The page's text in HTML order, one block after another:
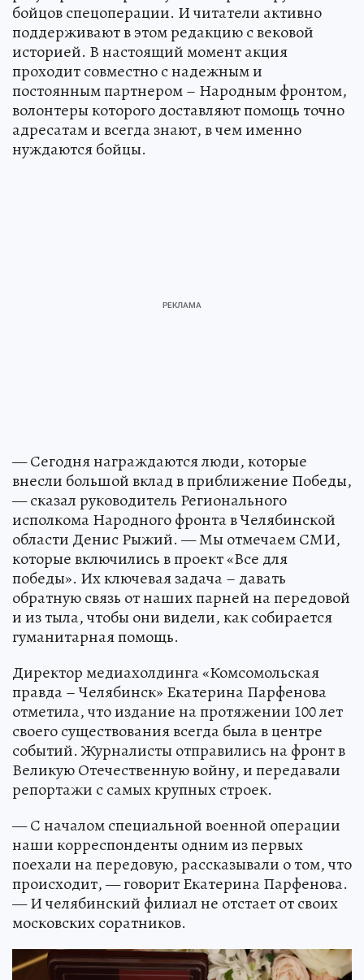
бойцов спецоперации. И читатели активно
поддерживают в этом редакцию с вековой
историей. В настоящий момент акция
проходит совместно с надежным и
постоянным партнером – Народным фронтом,
волонтеры которого доставляют помощь точно
адресатам и всегда знают, в чем именно
нуждаются бойцы.
— Сегодня награждаются люди, которые
внесли большой вклад в приближение Победы,
— сказал руководитель Регионального
исполкома Народного фронта в Челябинской
области Денис Рыжий. — Мы отмечаем СМИ,
которые включились в проект «Все для
победы». Их ключевая задача – давать
обратную связь от наших парней на передовой
и из тыла, чтобы они видели, как собирается
гуманитарная помощь.
Директор медиахолдинга «Комсомольская
правда – Челябинск» Екатерина Парфенова
отметила, что издание на протяжении 100 лет
своего существования всегда была в центре
событий. Журналисты отправились на фронт в
Великую Отечественную войну, и передавали
репортажи с самых крупных строек.
— С началом специальной военной операции
наши корреспонденты одним из первых
поехали на передовую, рассказывали о том, что
происходит, — говорит Екатерина Парфенова.
— И челябинский филиал не отстает от своих
московских соратников.